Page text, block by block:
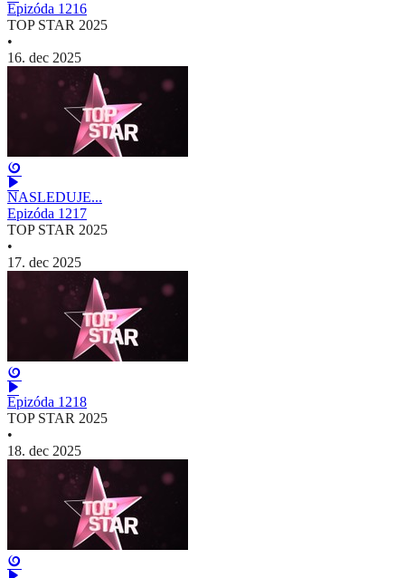
Epizóda 1216
TOP STAR 2025
•
16. dec 2025
NASLEDUJE...
Epizóda 1217
TOP STAR 2025
•
17. dec 2025
Epizóda 1218
TOP STAR 2025
•
18. dec 2025